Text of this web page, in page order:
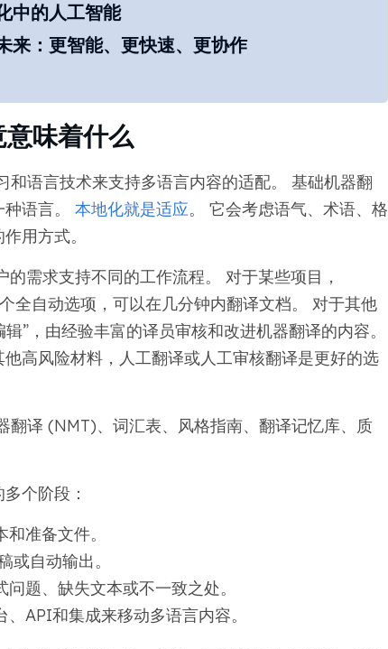
中的人工智能
来：更智能、更快速、更协作
味着什么
语言技术来支持多语言内容的适配。 基础机器翻
语言。 本地化就是适应。 它会考虑语气、术语、格
用方式。
需求支持不同的工作流程。 对于某些项目，
全自动选项，可以在几分钟内翻译文档。 对于其他
”，由经验丰富的译员审核和改进机器翻译的内容。
高风险材料，人工翻译或人工审核翻译是更好的选
翻译 (NMT)、词汇表、风格指南、翻译记忆库、质
个阶段：
准备文件。
或自动输出。
题、缺失文本或不一致之处。
API和集成来移动多语言内容。